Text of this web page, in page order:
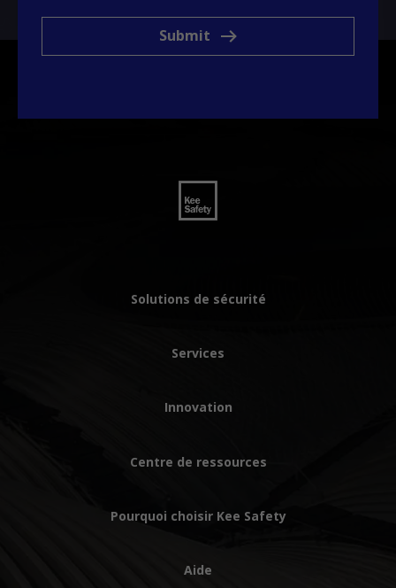
Submit
Solutions de sécurité
Services
Innovation
Centre de ressources
Pourquoi choisir Kee Safety
Aide